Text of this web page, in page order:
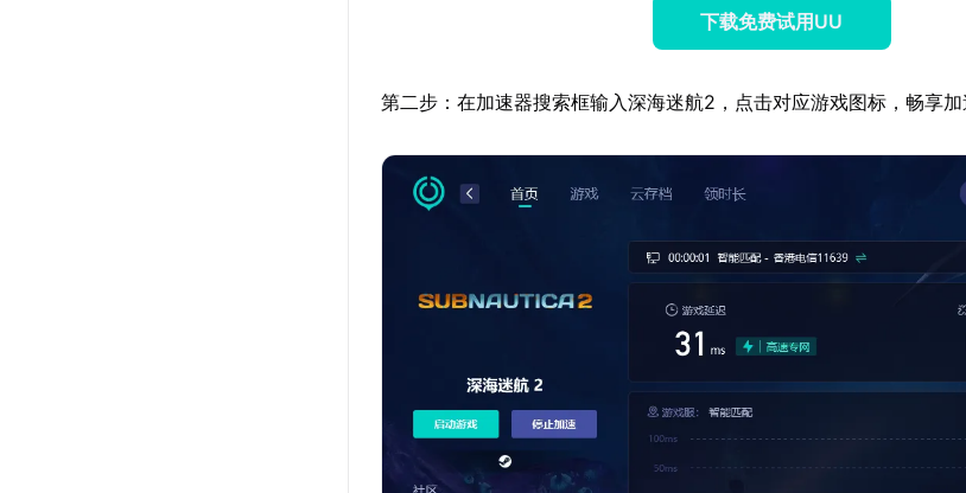
下载免费试用UU
第二步：在加速器搜索框输入深海迷航2，点击对应游戏图标，畅享加